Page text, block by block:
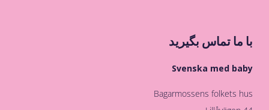
با ما تماس بگیرید
Svenska med baby
Bagarmossens folkets hus